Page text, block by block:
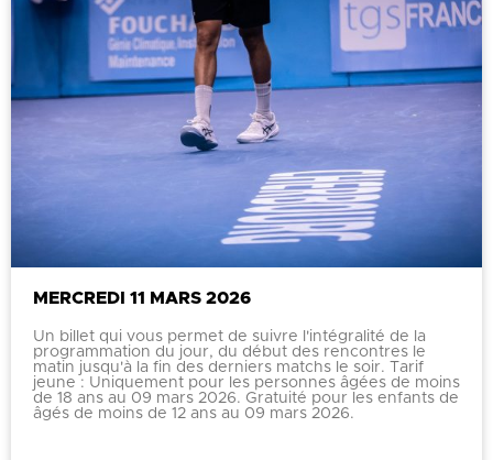
MERCREDI 11 MARS 2026
Un billet qui vous permet de suivre l'intégralité de la
programmation du jour, du début des rencontres le
matin jusqu'à la fin des derniers matchs le soir. Tarif
jeune : Uniquement pour les personnes âgées de moins
de 18 ans au 09 mars 2026. Gratuité pour les enfants de
âgés de moins de 12 ans au 09 mars 2026.